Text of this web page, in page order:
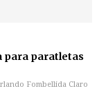
para paratletas
Fombellida Claro